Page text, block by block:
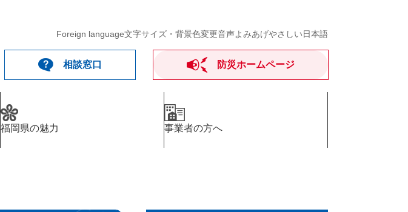
Foreign language文字サイズ・背景色変更音声よみあげやさしい日本語
相談窓口 防災ホームページ
福岡県の魅力 事業者の方へ